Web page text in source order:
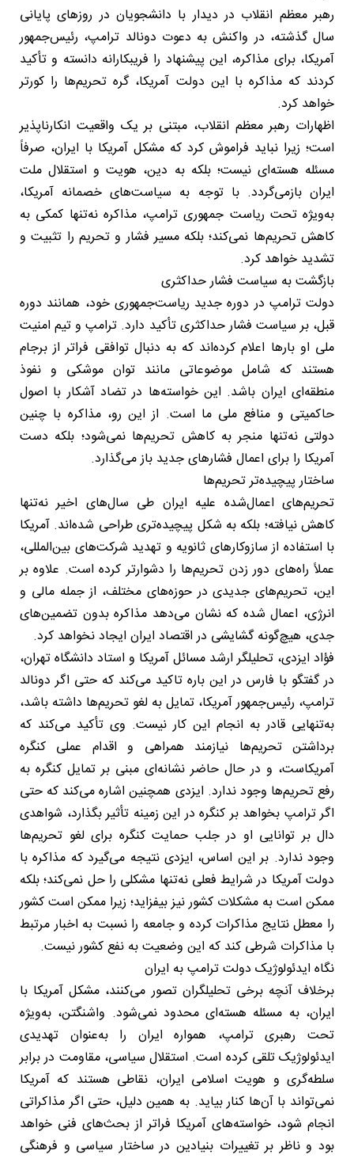
رهبر معظم انقلاب در دیدار با دانشجویان در روزهای پایانی
سال گذشته، در واکنش به دعوت دونالد ترامپ، رئیس‌جمهور
آمریکا، برای مذاکره، این پیشنهاد را فریبکارانه دانسته و تأکید
کردند که مذاکره با این دولت آمریکا، گره تحریم‌ها را کورتر
خواهد کرد.
اظهارات رهبر معظم انقلاب، مبتنی بر یک واقعیت انکارناپذیر
است؛ زیرا نباید فراموش کرد که مشکل آمریکا با ایران، صرفاً
مسئله هسته‌ای نیست؛ بلکه به دین، هویت و استقلال ملت
ایران بازمی‌گردد. با توجه به سیاست‌های خصمانه آمریکا،
به‌ویژه تحت ریاست جمهوری ترامپ، مذاکره نه‌تنها کمکی به
کاهش تحریم‌ها نمی‌کند؛ بلکه مسیر فشار و تحریم را تثبیت و
تشدید خواهد کرد.
بازگشت به سیاست فشار حداکثری
دولت ترامپ در دوره جدید ریاست‌جمهوری خود، همانند دوره
قبل، بر سیاست فشار حداکثری تأکید دارد. ترامپ و تیم امنیت
ملی او بارها اعلام کرده‌اند که به دنبال توافقی فراتر از برجام
هستند که شامل موضوعاتی مانند توان موشکی و نفوذ
منطقه‌ای ایران باشد. این خواسته‌ها در تضاد آشکار با اصول
حاکمیتی و منافع ملی ما است. از این رو، مذاکره با چنین
دولتی نه‌تنها منجر به کاهش تحریم‌ها نمی‌شود؛ بلکه دست
آمریکا را برای اعمال فشارهای جدید باز می‌گذارد.
ساختار پیچیده‌تر تحریم‌ها
تحریم‌های اعمال‌شده علیه ایران طی سال‌های اخیر نه‌تنها
کاهش نیافته؛ بلکه به شکل پیچیده‌تری طراحی شده‌اند. آمریکا
با استفاده از سازوکارهای ثانویه و تهدید شرکت‌های بین‌المللی،
عملاً راه‌های دور زدن تحریم‌ها را دشوارتر کرده است. علاوه بر
این، تحریم‌های جدیدی در حوزه‌های مختلف، از جمله مالی و
انرژی، اعمال شده که نشان می‌دهد مذاکره بدون تضمین‌های
جدی، هیچ‌گونه گشایشی در اقتصاد ایران ایجاد نخواهد کرد.
فؤاد ایزدی، تحلیلگر ارشد مسائل آمریکا و استاد دانشگاه تهران،
در گفتگو با فارس در این باره تاکید می‌کند که حتی اگر دونالد
ترامپ، رئیس‌جمهور آمریکا، تمایل به لغو تحریم‌ها داشته باشد،
به‌تنهایی قادر به انجام این کار نیست. وی تأکید می‌کند که
برداشتن تحریم‌ها نیازمند همراهی و اقدام عملی کنگره
آمریکاست، و در حال حاضر نشانه‌ای مبنی بر تمایل کنگره به
رفع تحریم‌ها وجود ندارد. ایزدی همچنین اشاره می‌کند که حتی
اگر ترامپ بخواهد بر کنگره در این زمینه تأثیر بگذارد، شواهدی
دال بر توانایی او در جلب حمایت کنگره برای لغو تحریم‌ها
وجود ندارد. بر این اساس، ایزدی نتیجه می‌گیرد که مذاکره با
دولت آمریکا در شرایط فعلی نه‌تنها مشکلی را حل نمی‌کند؛ بلکه
ممکن است به مشکلات کشور نیز بیفزاید؛ زیرا ممکن است کشور
را معطل نتایج مذاکرات کرده و جامعه را نسبت به اخبار مرتبط
با مذاکرات شرطی کند که این وضعیت به نفع کشور نیست.
نگاه ایدئولوژیک دولت ترامپ به ایران
برخلاف آنچه برخی تحلیلگران تصور می‌کنند، مشکل آمریکا با
ایران، به مسئله هسته‌ای محدود نمی‌شود. واشنگتن، به‌ویژه
تحت رهبری ترامپ، همواره ایران را به‌عنوان تهدیدی
ایدئولوژیک تلقی کرده است. استقلال سیاسی، مقاومت در برابر
سلطه‌گری و هویت اسلامی ایران، نقاطی هستند که آمریکا
نمی‌تواند با آن‌ها کنار بیاید. به همین دلیل، حتی اگر مذاکراتی
انجام شود، خواسته‌های آمریکا فراتر از بحث‌های فنی خواهد
بود و ناظر بر تغییرات بنیادین در ساختار سیاسی و فرهنگی